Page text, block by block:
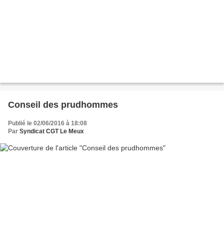
Conseil des prudhommes
Publié le 02/06/2016 à 18:08
Par Syndicat CGT Le Meux